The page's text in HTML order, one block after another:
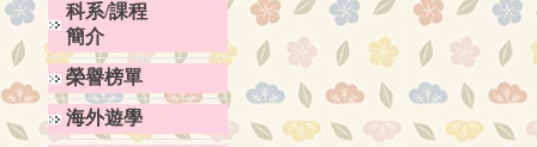
科系/課程
簡介
榮譽榜單
海外遊學